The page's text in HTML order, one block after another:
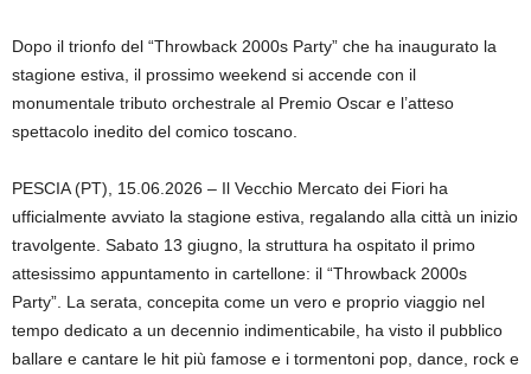
Dopo il trionfo del “Throwback 2000s Party” che ha inaugurato la
stagione estiva, il prossimo weekend si accende con il
monumentale tributo orchestrale al Premio Oscar e l’atteso
spettacolo inedito del comico toscano.
PESCIA (PT), 15.06.2026 – Il Vecchio Mercato dei Fiori ha
ufficialmente avviato la stagione estiva, regalando alla città un inizio
travolgente. Sabato 13 giugno, la struttura ha ospitato il primo
attesissimo appuntamento in cartellone: il “Throwback 2000s
Party”. La serata, concepita come un vero e proprio viaggio nel
tempo dedicato a un decennio indimenticabile, ha visto il pubblico
ballare e cantare le hit più famose e i tormentoni pop, dance, rock e